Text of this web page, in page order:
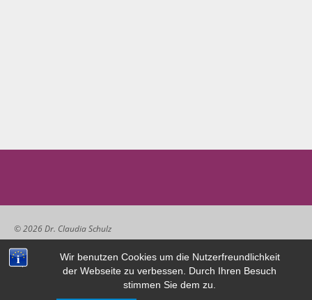
Wir benutzen Cookies um die Nutzerfreundlichkeit
der Webseite zu verbessen. Durch Ihren Besuch
stimmen Sie dem zu.
© 2026 Dr. Claudia Schulz